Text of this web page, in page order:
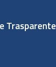
Trasparente